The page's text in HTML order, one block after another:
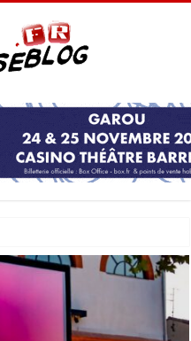
: l’événement incontournable de